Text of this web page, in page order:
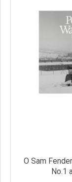
O Sam
No.1